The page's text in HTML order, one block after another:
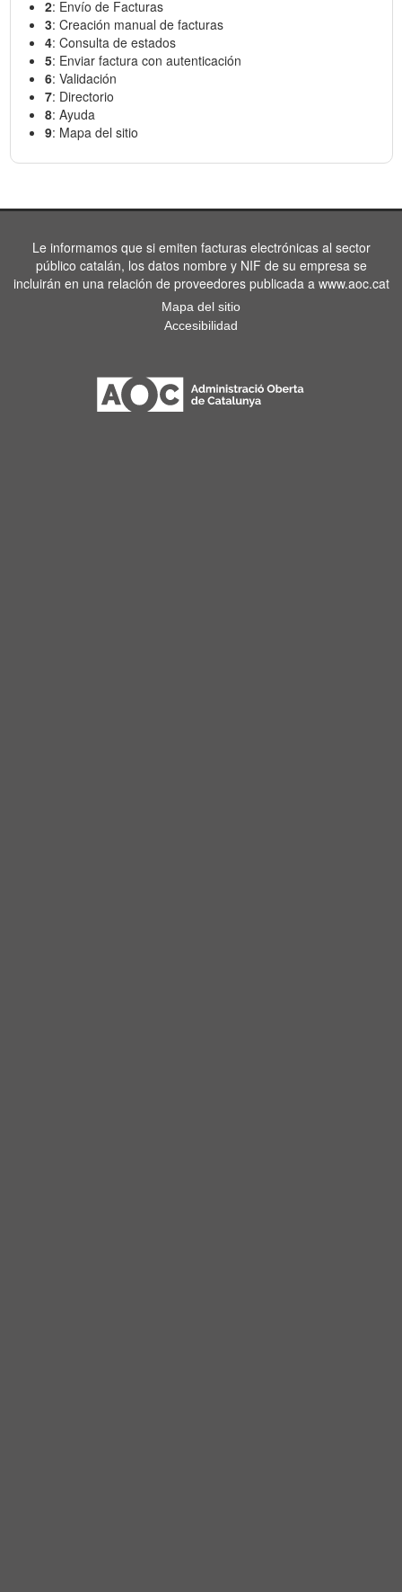
2: Envío de Facturas
3: Creación manual de facturas
4: Consulta de estados
5: Enviar factura con autenticación
6: Validación
7: Directorio
8: Ayuda
9: Mapa del sitio
Le informamos que si emiten facturas electrónicas al sector
público catalán, los datos nombre y NIF de su empresa se
incluirán en una relación de proveedores publicada a www.aoc.cat
Mapa del sitio
Accesibilidad